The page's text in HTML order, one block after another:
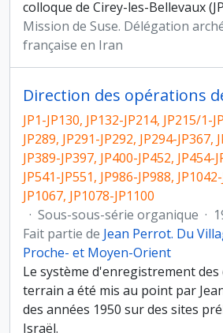
colloque de Cirey-les-Bellevaux
Mission de Suse. Délégation
française en Iran
Direction des opérations
JP1-JP130, JP132-JP214, JP215/1-
JP289, JP291-JP292, JP294-JP367,
JP389-JP397, JP400-JP452, JP454-
JP541-JP551, JP986-JP988,
JP1067, JP1078-JP1100
· Sous-sous-série organique ·
Fait partie de Jean Perrot. Du
Proche- et Moyen-Orient
Le système d'enregistrement des
terrain a été mis au point par
des années 1950 sur des sites
Israël.